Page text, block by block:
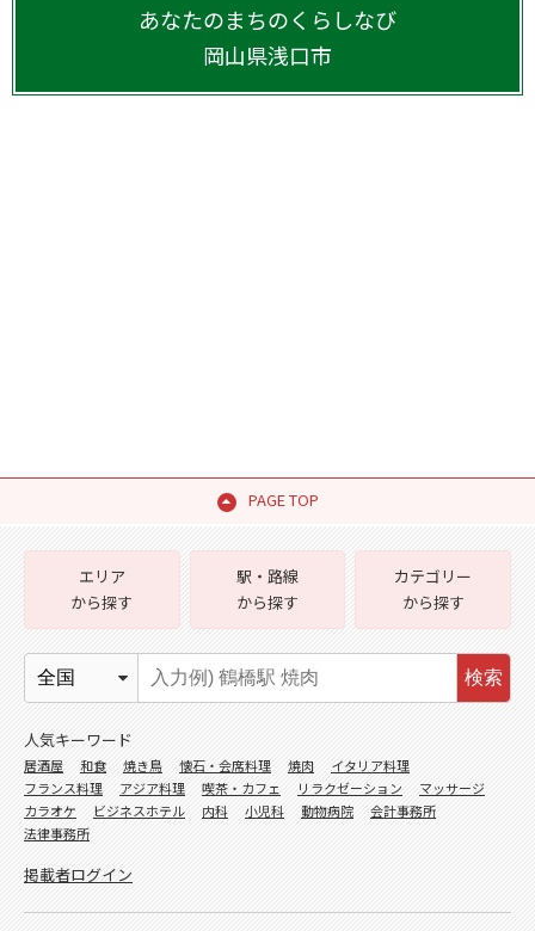
あなたのまちのくらしなび
岡山県浅口市
PAGE TOP
エリア
から探す
駅・路線
から探す
カテゴリー
から探す
検索
人気キーワード
居酒屋 和食 焼き鳥 懐石・会席料理 焼肉
イタリア料理
フランス料理
アジア料理 喫茶・カフェ リラクゼーション
マッサージ
カラオケ
ビジネスホテル 内科 小児科 動物病院
会計事務所
法律事務所
掲載者ログイン